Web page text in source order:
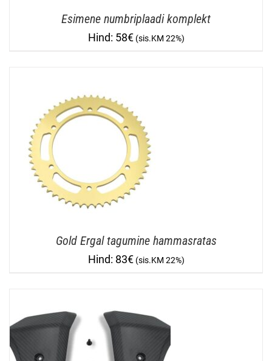
Esimene numbriplaadi komplekt
58€
Gold Ergal tagumine hammasratas
83€